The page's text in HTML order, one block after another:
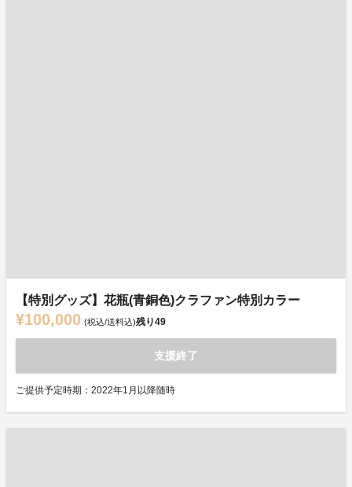
【特別グッズ】花瓶(青銅色)クラファン特別カラー
¥100,000 (税込/送料込)残り49
支援終了
ご提供予定時期：2022年1月以降随時